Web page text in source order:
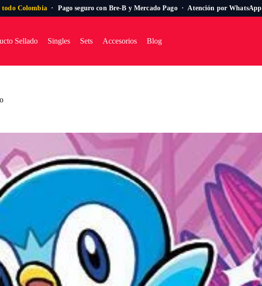
todo Colombia· Pago seguro con Bre-B y Mercado Pago · Atención por WhatsApp
Sellado Singles Sets Accesorios Blog